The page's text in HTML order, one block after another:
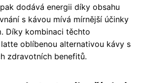
dodává energii díky obsahu
s kávou mívá mírnější účinky
Díky kombinaci těchto
oblíbenou alternativou kávy s
zdravotních benefitů.